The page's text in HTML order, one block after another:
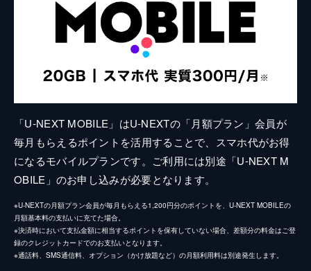
「U-NEXT MOBILE」はU-NEXTの「月額プラン」会員が
毎月もらえるポイントを活用することで、スマホ代がお得
になるモバイルプランです。ご利用には別途「U-NEXT M
OBILE」のお申し込みが必要となります。
※U-NEXTの月額プラン会員が毎月もらえる1,200円分のポイントを、U-NEXT MOBILEの
月額基本料の支払いに充てた場合。
※決済時において支払金額に相当するポイントを保有していない場合、差額分の料金はご登
録のクレジットカードでのお支払いとなります。
※通話料、SMS通信料、オプション（かけ放題など）の月額利用料は別途発生します。